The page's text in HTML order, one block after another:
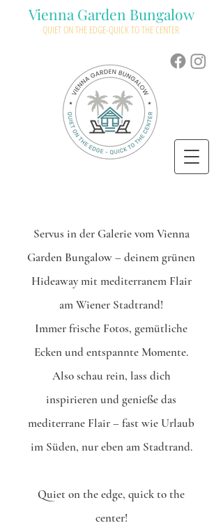
Vienna Garden Bungalow
QUIET ON THE EDGE-QUICK TO THE CENTER
Servus in der Galerie vom Vienna
Garden Bungalow – deinem grünen
Hideaway mit mediterranem Flair
am Wiener Stadtrand!
Immer frische Fotos, gemütliche
Ecken und entspannte Momente.
Also schau rein, lass dich
inspirieren und genieße das
mediterrane Flair – fast wie Urlaub
im Süden, nur eben am Stadtrand.
Quiet on the edge, quick to the
center!